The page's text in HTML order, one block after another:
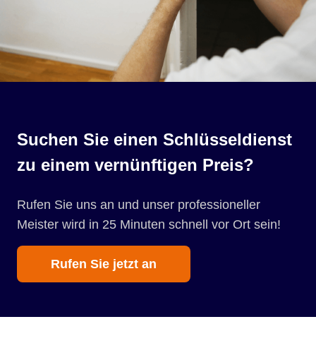
Suchen Sie einen Schlüsseldienst
zu einem vernünftigen Preis?
Rufen Sie uns an und unser professioneller
Meister wird in 25 Minuten schnell vor Ort sein!
Rufen Sie jetzt an